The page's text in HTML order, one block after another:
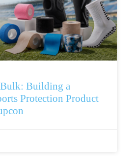
Bulk: Building a
Protection Product